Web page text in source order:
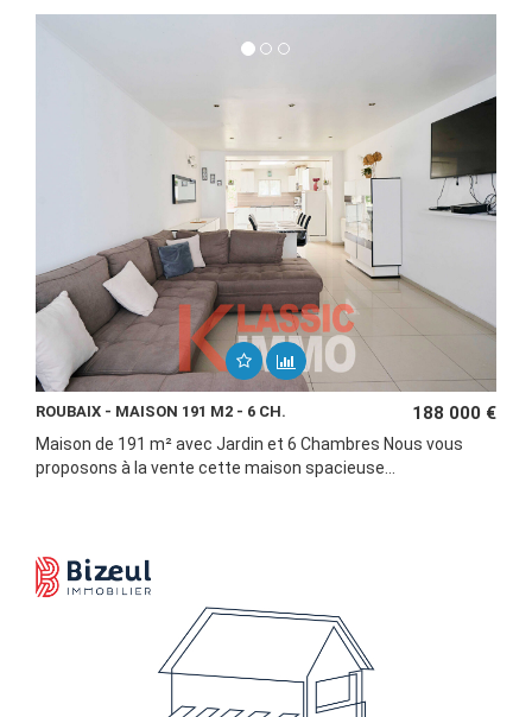
ROUBAIX - MAISON 191 M2 - 6 CH. 188 000 €
Maison de 191 m² avec Jardin et 6 Chambres Nous vous
proposons à la vente cette maison spacieuse...